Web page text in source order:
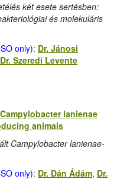
két esete sertésben:
és molekuláris
only): Dr. Jánosi
Dr. Szeredi Levente
lanienae
animals
Campylobacter lanienae-
only): Dr. Dán Ádám, Dr.